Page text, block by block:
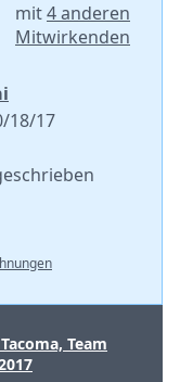
mit4 anderen
Mitwirkenden
18/17
Team